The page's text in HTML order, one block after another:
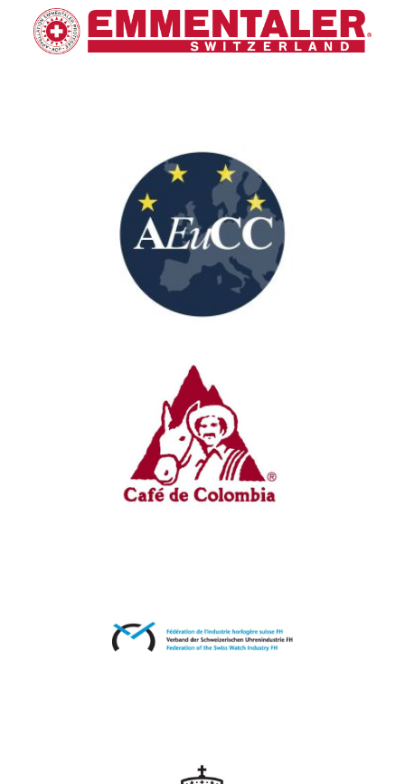
Emmentaler Switzerland
European Grouping of Territorial
Cooperation “Cities of Ceramics”
Federación Nacional Cafeteros de
Colombia (FNC)
Fédération de l’industrie horlogère
suisse(FH)